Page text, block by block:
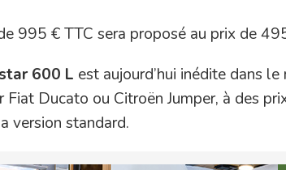
995 € TTC sera proposé au prix de
600 L est aujourd’hui inédite dans
Fiat Ducato ou Citroën Jumper, à des
version standard.